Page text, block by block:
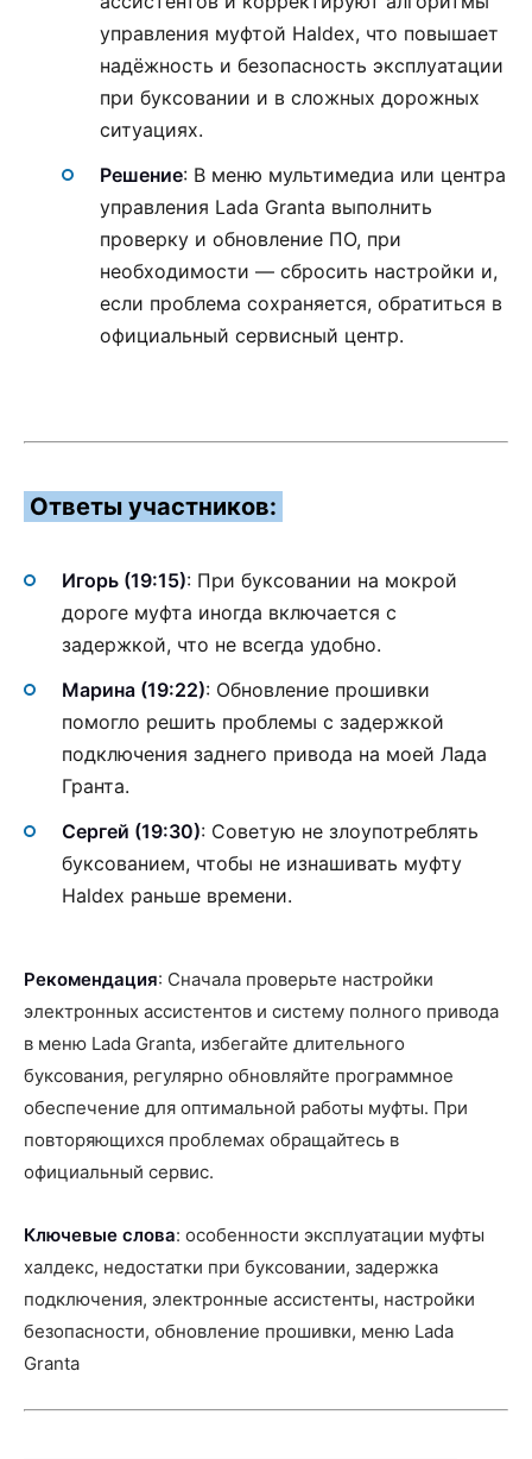
управления муфтой Haldex, что повышает
надёжность и безопасность эксплуатации
при буксовании и в сложных дорожных
ситуациях.
Решение: В меню мультимедиа или центра
управления Lada Granta выполнить
проверку и обновление ПО, при
необходимости — сбросить настройки и,
если проблема сохраняется, обратиться в
официальный сервисный центр.
Ответы участников:
Игорь (19:15): При буксовании на мокрой
дороге муфта иногда включается с
задержкой, что не всегда удобно.
Марина (19:22): Обновление прошивки
помогло решить проблемы с задержкой
подключения заднего привода на моей Лада
Гранта.
Сергей (19:30): Советую не злоупотреблять
буксованием, чтобы не изнашивать муфту
Haldex раньше времени.
Рекомендация: Сначала проверьте настройки
электронных ассистентов и систему полного привода
в меню Lada Granta, избегайте длительного
буксования, регулярно обновляйте программное
обеспечение для оптимальной работы муфты. При
повторяющихся проблемах обращайтесь в
официальный сервис.
Ключевые слова: особенности эксплуатации муфты
халдекс, недостатки при буксовании, задержка
подключения, электронные ассистенты, настройки
безопасности, обновление прошивки, меню Lada
Granta